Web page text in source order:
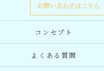
お問い合わせはこちら
コンセプト
よくある質問